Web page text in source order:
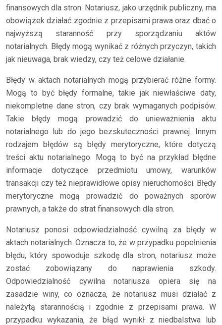
finansowych dla stron. Notariusz, jako urzędnik publiczny, ma
obowiązek działać zgodnie z przepisami prawa oraz dbać o
najwyższą staranność przy sporządzaniu aktów
notarialnych. Błędy mogą wynikać z różnych przyczyn, takich
jak nieuwaga, brak wiedzy, czy też celowe działanie.
Błędy w aktach notarialnych mogą przybierać różne formy.
Mogą to być błędy formalne, takie jak niewłaściwe daty,
niekompletne dane stron, czy brak wymaganych podpisów.
Takie błędy mogą prowadzić do unieważnienia aktu
notarialnego lub do jego bezskuteczności prawnej. Innym
rodzajem błędów są błędy merytoryczne, które dotyczą
treści aktu notarialnego. Mogą to być na przykład błędne
informacje dotyczące przedmiotu umowy, warunków
transakcji czy też nieprawidłowe opisy nieruchomości. Błędy
merytoryczne mogą prowadzić do poważnych sporów
prawnych, a także do strat finansowych dla stron.
Notariusz ponosi odpowiedzialność cywilną za błędy w
aktach notarialnych. Oznacza to, że w przypadku popełnienia
błędu, który spowoduje szkodę dla stron, notariusz może
zostać zobowiązany do naprawienia szkody.
Odpowiedzialność cywilna notariusza opiera się na
zasadzie winy, co oznacza, że notariusz musi działać z
należytą starannością i zgodnie z przepisami prawa. W
przypadku wykazania, że błąd wynikł z niedbalstwa lub